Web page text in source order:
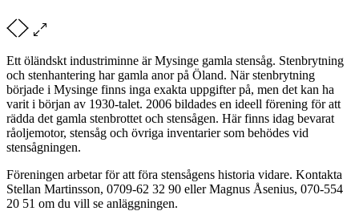
Ett öländskt industriminne är Mysinge gamla stensåg. Stenbrytning
och stenhantering har gamla anor på Öland. När stenbrytning
började i Mysinge finns inga exakta uppgifter på, men det kan ha
varit i början av 1930-talet. 2006 bildades en ideell förening för att
rädda det gamla stenbrottet och stensågen. Här finns idag bevarat
råoljemotor, stensåg och övriga inventarier som behödes vid
stensågningen.
Föreningen arbetar för att föra stensågens historia vidare. Kontakta
Stellan Martinsson, 0709-62 32 90 eller Magnus Åsenius, 070-554
20 51 om du vill se anläggningen.